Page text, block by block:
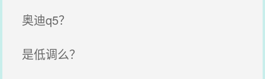
奥迪q5？
是低调么？